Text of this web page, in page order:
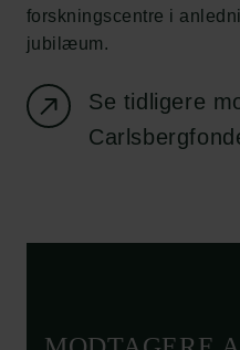
forskningscentre i
jubilæum.
Se tidligere
Links